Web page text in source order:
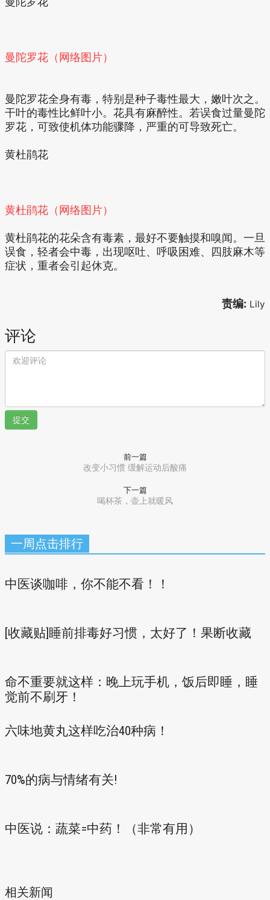
曼陀罗花（网络图片）
曼陀罗花全身有毒，特别是种子毒性最大，嫩叶次之。
干叶的毒性比鲜叶小。花具有麻醉性。若误食过量曼陀
罗花，可致使机体功能骤降，严重的可导致死亡。
黄杜鹃花
黄杜鹃花（网络图片）
黄杜鹃花的花朵含有毒素，最好不要触摸和嗅闻。一旦
误食，轻者会中毒，出现呕吐、呼吸困难、四肢麻木等
症状，重者会引起休克。
责编: Lily
评论
提交
前一篇
改变小习惯 缓解运动后酸痛
下一篇
喝杯茶，壶上就暖风
一周点击排行
中医谈咖啡，你不能不看！！
[收藏贴]睡前排毒好习惯，太好了！果断收藏
命不重要就这样：晚上玩手机，饭后即睡，睡
觉前不刷牙！
六味地黄丸这样吃治40种病！
70%的病与情绪有关!
中医说：蔬菜=中药！（非常有用）
相关新闻